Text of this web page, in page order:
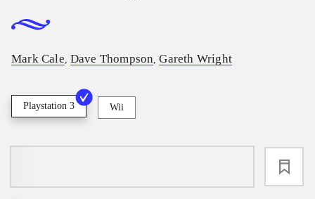
Mark Cale, Dave Thompson,Gareth Wright
Playstation 3 Wii